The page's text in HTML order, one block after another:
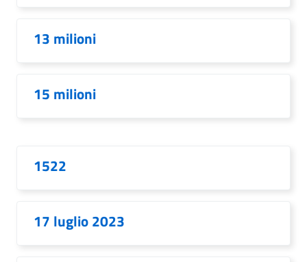
13 milioni
15 milioni
1522
17 luglio 2023